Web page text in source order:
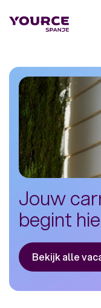
Jouw
begint
Bekijk alle